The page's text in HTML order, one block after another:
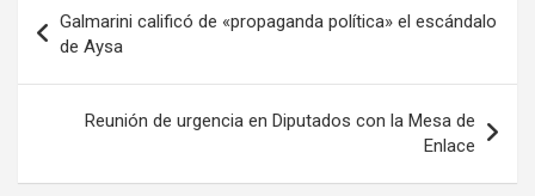
de
entradas
Galmarini calificó de «propaganda política» el escándalo
de Aysa
Reunión de urgencia en Diputados con la Mesa de
Enlace